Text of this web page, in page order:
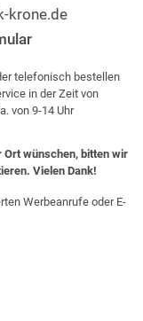
krone.de
telefonisch bestellen
in der Zeit von
von 9-14 Uhr
Ort wünschen, bitten wir
Vielen Dank!
Werbeanrufe oder E-